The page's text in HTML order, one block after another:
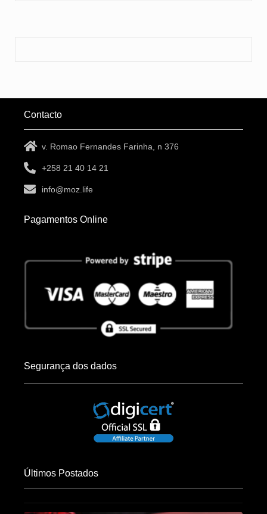
Contacto
v. Romao Fernandes Farinha, n 376
+258 21 40 14 21
info@moz.life
Pagamentos Online
Segurança dos dados
Últimos Postados